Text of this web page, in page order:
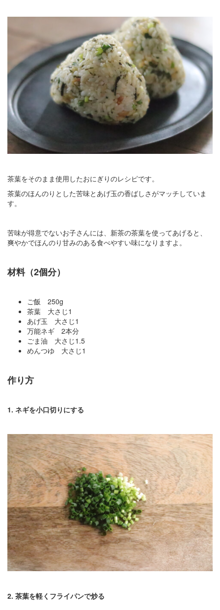
茶葉をそのまま使用したおにぎりのレシピです。
茶葉のほんのりとした苦味とあげ玉の香ばしさがマッチしていま
す。
苦味が得意でないお子さんには、新茶の茶葉を使ってあげると、
爽やかでほんのり甘みのある食べやすい味になりますよ。
材料（2個分）
ご飯 250g
茶葉 大さじ1
あげ玉 大さじ1
万能ネギ 2本分
ごま油 大さじ1.5
めんつゆ 大さじ1
作り方
1. ネギを小口切りにする
2. 茶葉を軽くフライパンで炒る